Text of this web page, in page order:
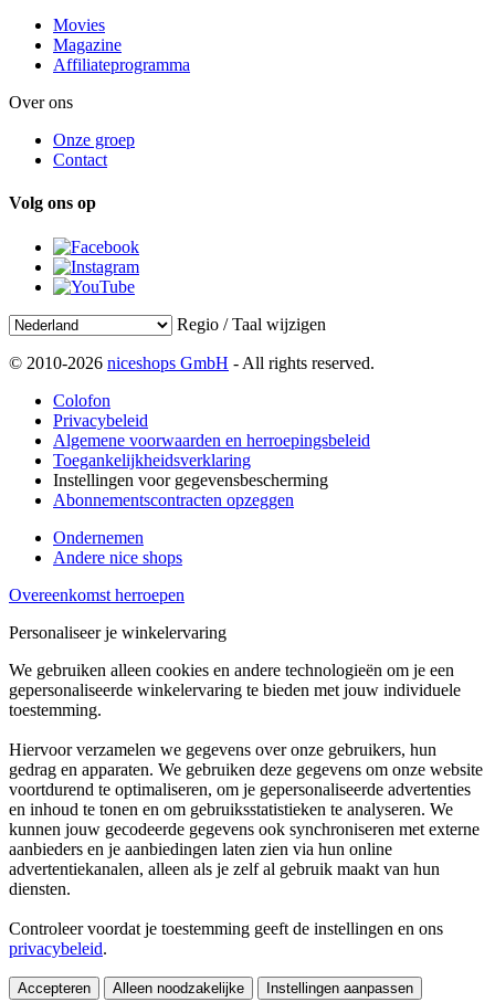
Movies
Magazine
Affiliateprogramma
Over ons
Onze groep
Contact
Volg ons op
Regio / Taal wijzigen
© 2010-2026 niceshops GmbH - All rights reserved.
Colofon
Privacybeleid
Algemene voorwaarden en herroepingsbeleid
Toegankelijkheidsverklaring
Instellingen voor gegevensbescherming
Abonnementscontracten opzeggen
Ondernemen
Andere nice shops
Overeenkomst herroepen
Personaliseer je winkelervaring
We gebruiken alleen cookies en andere technologieën om je een
gepersonaliseerde winkelervaring te bieden met jouw individuele
toestemming.
Hiervoor verzamelen we gegevens over onze gebruikers, hun
gedrag en apparaten. We gebruiken deze gegevens om onze website
voortdurend te optimaliseren, om je gepersonaliseerde advertenties
en inhoud te tonen en om gebruiksstatistieken te analyseren. We
kunnen jouw gecodeerde gegevens ook synchroniseren met externe
aanbieders en je aanbiedingen laten zien via hun online
advertentiekanalen, alleen als je zelf al gebruik maakt van hun
diensten.
Controleer voordat je toestemming geeft de instellingen en ons
privacybeleid.
Accepteren Alleen noodzakelijke Instellingen aanpassen